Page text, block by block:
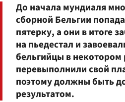
До начала мундиаля
сборной Бельгии
пятерку, а они в итоге
на пьедестал и
бельгийцы в некотором
перевыполнили свой
поэтому должны быть
результатом.